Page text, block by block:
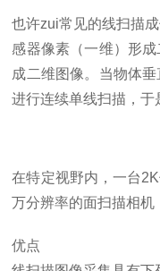
也许zui常见的线扫描
感器像素（一维）形成
成二维图像。当物体
进行连续单线扫描，于
在特定视野内，一台
万分辨率的面扫描相机
优点